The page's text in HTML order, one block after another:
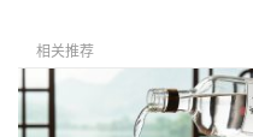
相关推荐